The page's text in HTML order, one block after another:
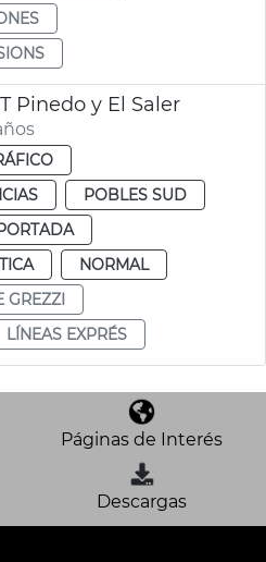
Pinedo y El Saler
POBLES SUD
NORMAL
GREZZI
LÍNEAS EXPRÉS
Páginas de Interés
Descargas